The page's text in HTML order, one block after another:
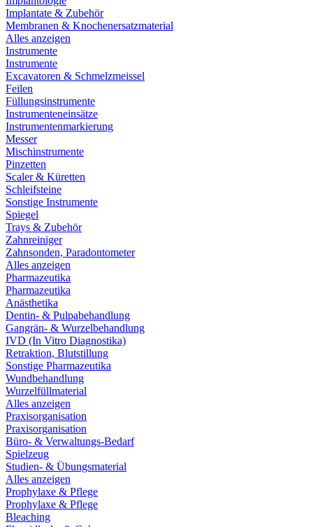
Implantate & Zubehör
Membranen & Knochenersatzmaterial
Alles anzeigen
Instrumente
Instrumente
Excavatoren & Schmelzmeissel
Feilen
Füllungsinstrumente
Instrumenteneinsätze
Instrumentenmarkierung
Messer
Mischinstrumente
Pinzetten
Scaler & Küretten
Schleifsteine
Sonstige Instrumente
Spiegel
Trays & Zubehör
Zahnreiniger
Zahnsonden, Paradontometer
Alles anzeigen
Pharmazeutika
Pharmazeutika
Anästhetika
Dentin- & Pulpabehandlung
Gangrän- & Wurzelbehandlung
IVD (In Vitro Diagnostika)
Retraktion, Blutstillung
Sonstige Pharmazeutika
Wundbehandlung
Wurzelfüllmaterial
Alles anzeigen
Praxisorganisation
Praxisorganisation
Büro- & Verwaltungs-Bedarf
Spielzeug
Studien- & Übungsmaterial
Alles anzeigen
Prophylaxe & Pflege
Prophylaxe & Pflege
Bleaching